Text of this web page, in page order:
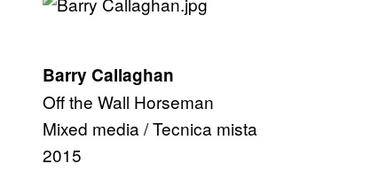
Barry Callaghan
Off the Wall Horseman
Mixed media / Tecnica mista
2015